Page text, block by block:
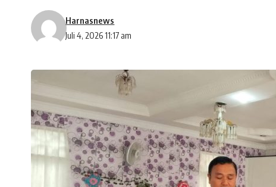
Juli 4, 2026 11:17 am
Harnasnews